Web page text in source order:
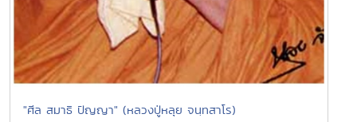
"ศีล สมาธิ ปัญญา" (หลวงปู่หลุย จนฺทสาโร)